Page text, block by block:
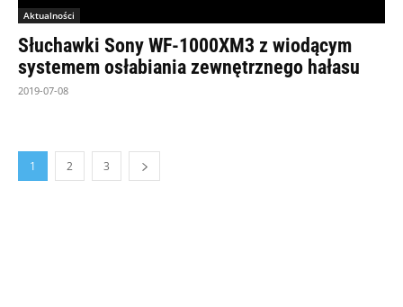
Aktualności
Słuchawki Sony WF-1000XM3 z wiodącym
systemem osłabiania zewnętrznego hałasu
2019-07-08
1 2 3